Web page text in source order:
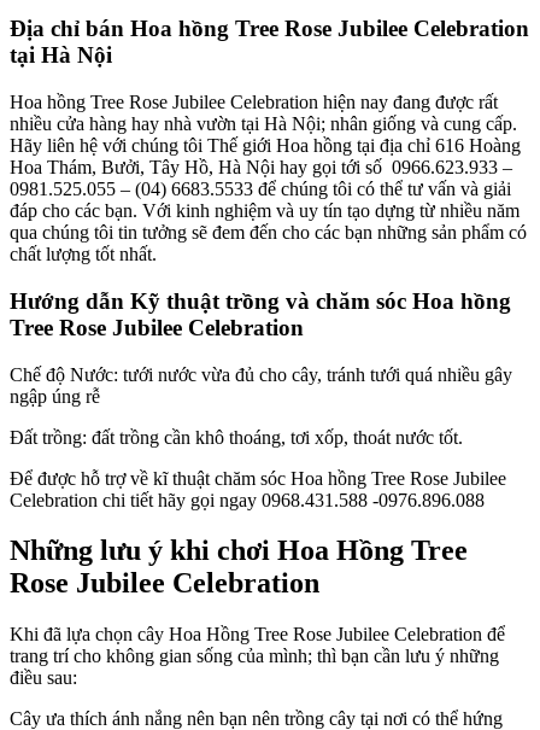
Địa chỉ bán Hoa hồng Tree Rose Jubilee Celebration
tại Hà Nội
Hoa hồng Tree Rose Jubilee Celebration hiện nay đang được rất
nhiều cửa hàng hay nhà vườn tại Hà Nội; nhân giống và cung cấp.
Hãy liên hệ với chúng tôi Thế giới Hoa hồng tại địa chỉ 616 Hoàng
Hoa Thám, Bưởi, Tây Hồ, Hà Nội hay gọi tới số 0966.623.933 –
0981.525.055 – (04) 6683.5533 để chúng tôi có thể tư vấn và giải
đáp cho các bạn. Với kinh nghiệm và uy tín tạo dựng từ nhiều năm
qua chúng tôi tin tưởng sẽ đem đến cho các bạn những sản phẩm có
chất lượng tốt nhất.
Hướng dẫn Kỹ thuật trồng và chăm sóc Hoa hồng
Tree Rose Jubilee Celebration
Chế độ Nước: tưới nước vừa đủ cho cây, tránh tưới quá nhiều gây
ngập úng rễ
Đất trồng: đất trồng cần khô thoáng, tơi xốp, thoát nước tốt.
Để được hỗ trợ về kĩ thuật chăm sóc Hoa hồng Tree Rose Jubilee
Celebration chi tiết hãy gọi ngay 0968.431.588 -0976.896.088
Những lưu ý khi chơi Hoa Hồng Tree
Rose Jubilee Celebration
Khi đã lựa chọn cây Hoa Hồng Tree Rose Jubilee Celebration để
trang trí cho không gian sống của mình; thì bạn cần lưu ý những
điều sau:
Cây ưa thích ánh nắng nên bạn nên trồng cây tại nơi có thể hứng